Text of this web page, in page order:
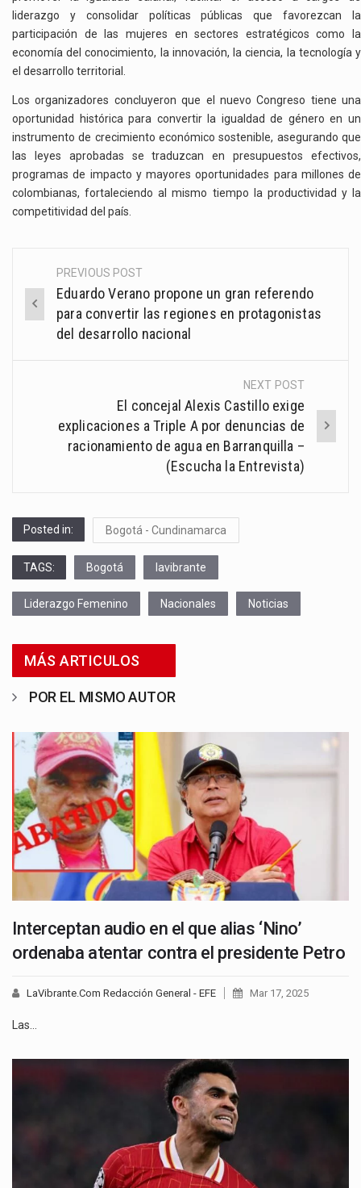
liderazgo y consolidar políticas públicas que favorezcan la
participación de las mujeres en sectores estratégicos como la
economía del conocimiento, la innovación, la ciencia, la tecnología y
el desarrollo territorial.
Los organizadores concluyeron que el nuevo Congreso tiene una
oportunidad histórica para convertir la igualdad de género en un
instrumento de crecimiento económico sostenible, asegurando que
las leyes aprobadas se traduzcan en presupuestos efectivos,
programas de impacto y mayores oportunidades para millones de
colombianas, fortaleciendo al mismo tiempo la productividad y la
competitividad del país.
Post
navigation
PREVIOUS POST
Eduardo Verano propone un gran referendo
para convertir las regiones en protagonistas
del desarrollo nacional
NEXT POST
El concejal Alexis Castillo exige
explicaciones a Triple A por denuncias de
racionamiento de agua en Barranquilla –
(Escucha la Entrevista)
Posted in: Bogotá - Cundinamarca
TAGS: Bogotá lavibrante
Liderazgo Femenino Nacionales Noticias
MÁS ARTICULOS
POR EL MISMO AUTOR
Interceptan audio en el que alias ‘Nino’
ordenaba atentar contra el presidente Petro
LaVibrante.Com Redacción General - EFE Mar 17, 2025
Las…